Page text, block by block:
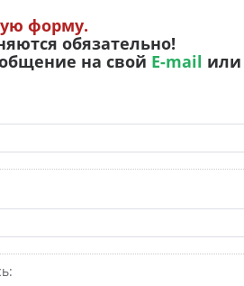
форму.
обязательно!
на свой E-mail или